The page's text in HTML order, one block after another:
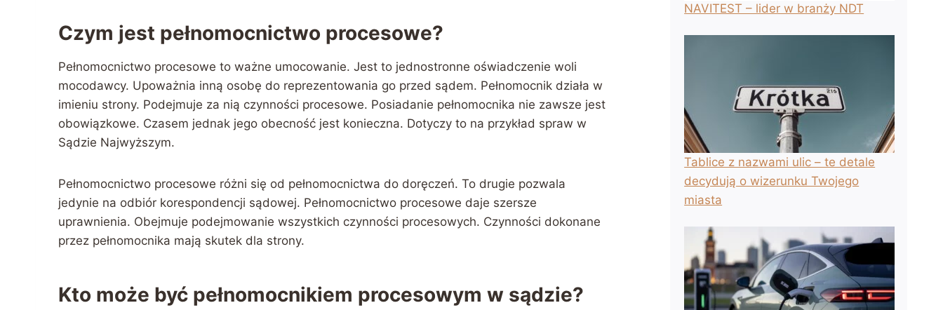
Czym jest pełnomocnictwo procesowe?
Pełnomocnictwo procesowe to ważne umocowanie. Jest to jednostronne oświadczenie woli
mocodawcy. Upoważnia inną osobę do reprezentowania go przed sądem. Pełnomocnik działa w
imieniu strony. Podejmuje za nią czynności procesowe. Posiadanie pełnomocnika nie zawsze jest
obowiązkowe. Czasem jednak jego obecność jest konieczna. Dotyczy to na przykład spraw w
Sądzie Najwyższym.
Pełnomocnictwo procesowe różni się od pełnomocnictwa do doręczeń. To drugie pozwala
jedynie na odbiór korespondencji sądowej. Pełnomocnictwo procesowe daje szersze
uprawnienia. Obejmuje podejmowanie wszystkich czynności procesowych. Czynności dokonane
przez pełnomocnika mają skutek dla strony.
Kto może być pełnomocnikiem procesowym w sądzie?
NAVITEST – lider w branży NDT
Tablice z nazwami ulic – te detale
decydują o wizerunku Twojego
miasta